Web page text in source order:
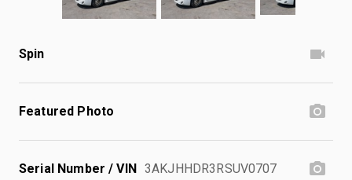
Spin
Featured Photo
Serial Number / VIN 3AKJHHDR3RSUV0707